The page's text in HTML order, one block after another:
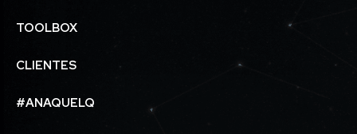
TOOLBOX
CLIENTES
#ANAQUELQ